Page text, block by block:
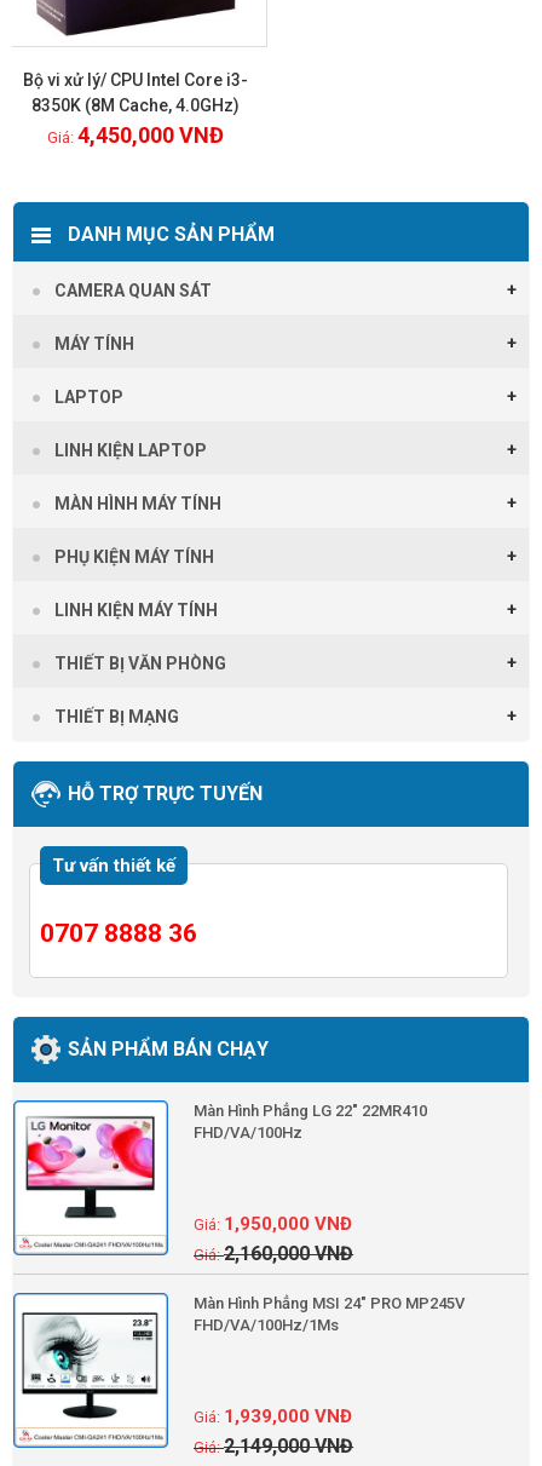
Xem chi tiết
Bộ vi xử lý/ CPU Intel Core i3-
8350K (8M Cache, 4.0GHz)
4,450,000VNĐ
DANH MỤC SẢN PHẨM
CAMERA QUAN SÁT
MÁY TÍNH
LAPTOP
LINH KIỆN LAPTOP
MÀN HÌNH MÁY TÍNH
PHỤ KIỆN MÁY TÍNH
LINH KIỆN MÁY TÍNH
THIẾT BỊ VĂN PHÒNG
THIẾT BỊ MẠNG
HỖ TRỢ TRỰC TUYẾN
Tư vấn thiết kế
0707 8888 36
SẢN PHẨM BÁN CHẠY
Màn Hình Phẳng LG 22" 22MR410
FHD/VA/100Hz
2,160,000VNĐ
1,950,000VNĐ
Màn Hình Phẳng MSI 24" PRO MP245V
FHD/VA/100Hz/1Ms
2,149,000VNĐ
1,939,000VNĐ